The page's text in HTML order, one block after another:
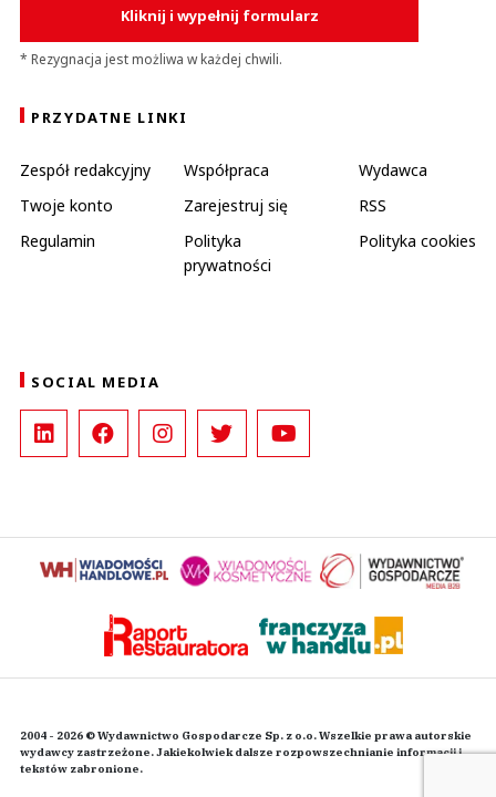
Kliknij i wypełnij formularz
* Rezygnacja jest możliwa w każdej chwili.
PRZYDATNE LINKI
Zespół redakcyjny Współpraca
Wydawca
Twoje konto
Zarejestruj się
RSS
Regulamin
Polityka
prywatności
Polityka cookies
SOCIAL MEDIA
2004 - 2026 © Wydawnictwo Gospodarcze Sp. z o.o. Wszelkie prawa autorskie
wydawcy zastrzeżone. Jakiekolwiek dalsze rozpowszechnianie informacji i
tekstów zabronione.